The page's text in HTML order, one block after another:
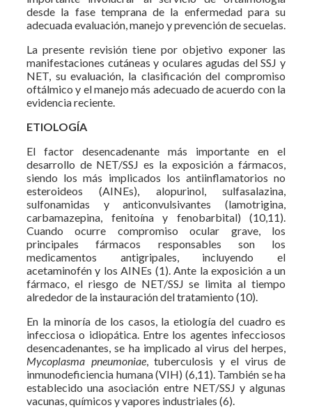
desde la fase temprana de la enfermedad para su
adecuada evaluación, manejo y prevención de secuelas.
La presente revisión tiene por objetivo exponer las
manifestaciones cutáneas y oculares agudas del SSJ y
NET, su evaluación, la clasificación del compromiso
oftálmico y el manejo más adecuado de acuerdo con la
evidencia reciente.
ETIOLOGÍA
El factor desencadenante más importante en el
desarrollo de NET/SSJ es la exposición a fármacos,
siendo los más implicados los antiinflamatorios no
esteroideos (AINEs), alopurinol, sulfasalazina,
sulfonamidas y anticonvulsivantes (lamotrigina,
carbamazepina, fenitoína y fenobarbital) (10,11).
Cuando ocurre compromiso ocular grave, los
principales fármacos responsables son los
medicamentos antigripales, incluyendo el
acetaminofén y los AINEs (1). Ante la exposición a un
fármaco, el riesgo de NET/SSJ se limita al tiempo
alrededor de la instauración del tratamiento (10).
En la minoría de los casos, la etiología del cuadro es
infecciosa o idiopática. Entre los agentes infecciosos
desencadenantes, se ha implicado al virus del herpes,
Mycoplasma pneumoniae, tuberculosis y el virus de
inmunodeficiencia humana (VIH) (6,11). También se ha
establecido una asociación entre NET/SSJ y algunas
vacunas, químicos y vapores industriales (6).